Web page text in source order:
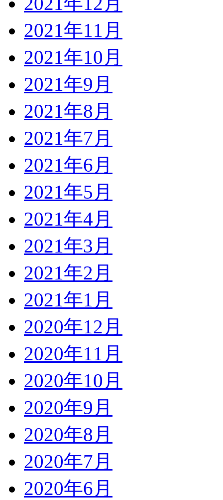
2021年11月
2021年10月
2021年9月
2021年8月
2021年7月
2021年6月
2021年5月
2021年4月
2021年3月
2021年2月
2021年1月
2020年12月
2020年11月
2020年10月
2020年9月
2020年8月
2020年7月
2020年6月